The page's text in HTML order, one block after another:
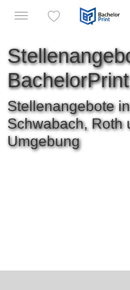
BachelorPrint
Stellenangebote in
Schwabach, Roth
Umgebung